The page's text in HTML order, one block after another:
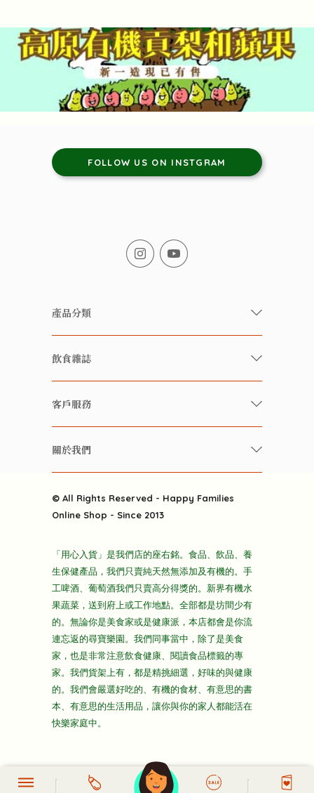
FOLLOW US ON INSTGRAM
產品分類
有機/無農藥新鮮蔬果
有機 / 無添加飲品
養生保健好東西
酒類
雜貨部
折上折大特價
主頁
飲食雜誌
快樂家庭 飲食雜誌
雲南搜食記
粒粒皆辛苦
快樂電視台
客戶服務
常見問題
關於我們
送貨
隱私政策
© All Rights Reserved - Happy Families
Online Shop - Since 2013
「用心入貨」是我們店的座右銘。食品、飲品、養
生保健產品，我們只賣純天然無添加及有機的。手
工啤酒、葡萄酒我們只賣高分得獎的。新界有機水
果蔬菜，送到府上或工作地點。全部都是坊間少有
的。無論你是美食家或是健康派，本店都會是你流
連忘返的尋寶樂園。我們同事當中，除了是美食
家，也是非常注意飲食健康、閱讀食品標籤的專
家。我們貨架上有，都是精挑細選，好味的與健康
的。我們會嚴選好吃的、有機的食材、有意思的書
本、有意思的生活用品，讓你與你的家人都能活在
快樂家庭中。